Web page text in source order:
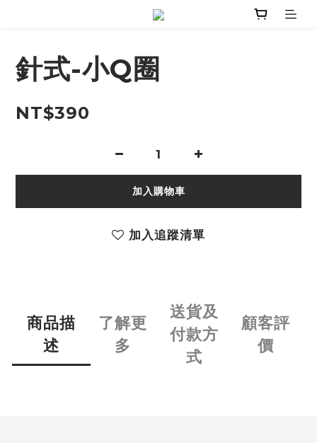
針式-小Q圈
NT$390
加入購物車
加入追蹤清單
商品描
述
了解更
多
送貨及
付款方
式
顧客評
價